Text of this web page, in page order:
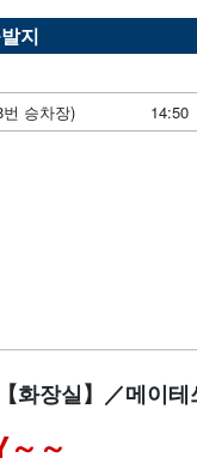
지
승차장) 14:50
화장실】／메이테